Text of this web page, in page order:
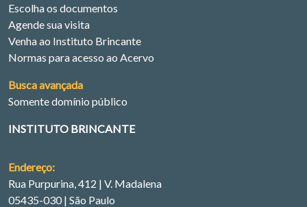
Escolha os documentos
Agende sua visita
Venha ao Instituto Brincante
Normas para acesso ao Acervo
Busca avançada
Somente domínio público
INSTITUTO BRINCANTE
Endereço:
Rua Purpurina, 412 | V. Madalena
05435-030 | São Paulo